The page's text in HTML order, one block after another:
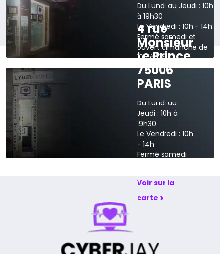
Du Lundi au Jeudi : 10h
à 19h30
Le Vendredi : 10h - 14h
Fermé samedi et
ouvert dimanche de
10h à 13h
Voir sur la carte
4 rue
Monsieur
Le Prince
75006
PARIS
Du Lundi au
Jeudi : 10h à
19h30
Le Vendredi : 10h
- 14h
Fermé samedi
Voir sur la
carte ›